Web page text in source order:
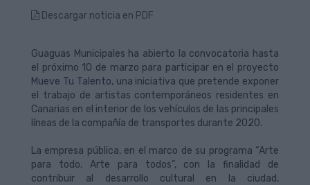
Descargar noticia en PDF
Guaguas Municipales ha abierto la convocatoria hasta
el próximo 10 de marzo para participar en el proyecto
Mueve Tu Talento, una iniciativa que pretende exponer
el trabajo de artistas contemporáneos residentes en
Canarias en el interior de los vehículos de las principales
líneas de la compañía de transportes durante 2020.
La empresa pública, en el marco de su programa “Arte
para todo. Arte para todos”, con la finalidad de
contribuir al desarrollo cultural en la ciudad,